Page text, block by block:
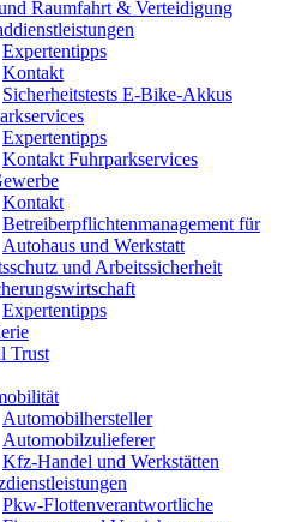
Raumfahrt & Verteidigung
Expertentipps
Kontakt
Sicherheitstests E-Bike-Akkus
Expertentipps
Kontakt Fuhrparkservices
Kontakt
Betreiberpflichtenmanagement für
Autohaus und Werkstatt
und Arbeitssicherheit
Expertentipps
Trust
Automobilhersteller
Automobilzulieferer
Kfz-Handel und Werkstätten
Pkw‑Flottenverantwortliche